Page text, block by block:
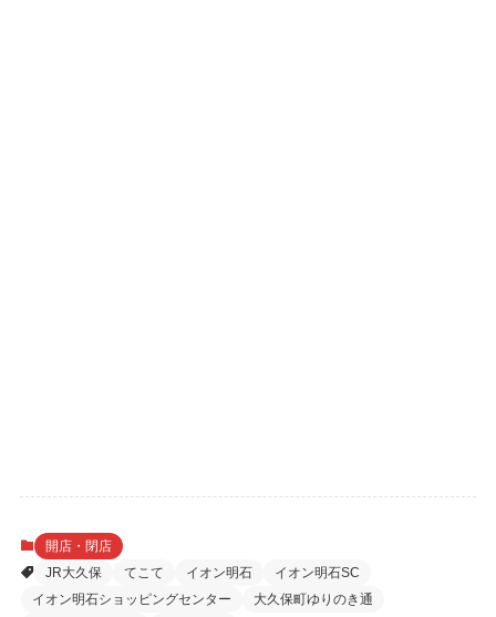
開店・閉店
JR大久保
てこて イオン明石
イオン明石SC
イオン明石ショッピングセンター
大久保町ゆりのき通